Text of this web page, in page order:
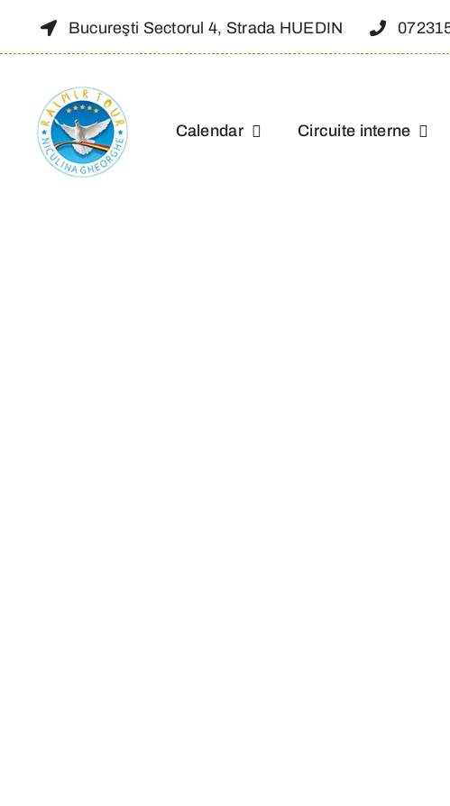
Bucureşti Sectorul 4, Strada HUEDIN
Calendar Circuite interne